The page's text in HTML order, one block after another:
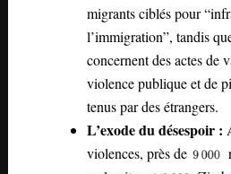
migrants ciblés pour
l’immigration”, tandis
concernent des actes de
violence publique et de
tenus par des étrangers.
L’exode du désespoir :
violences, près de